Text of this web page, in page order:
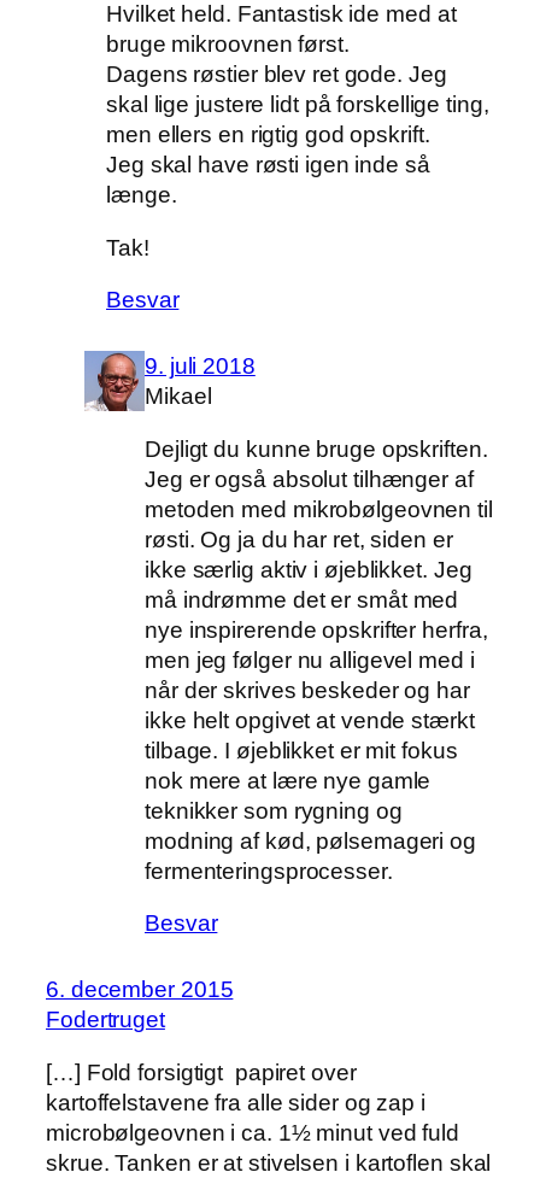
Hvilket held. Fantastisk ide med at
bruge mikroovnen først.
Dagens røstier blev ret gode. Jeg
skal lige justere lidt på forskellige ting,
men ellers en rigtig god opskrift.
Jeg skal have røsti igen inde så
længe.
Tak!
Besvar
9. juli 2018
Mikael
Dejligt du kunne bruge opskriften.
Jeg er også absolut tilhænger af
metoden med mikrobølgeovnen til
røsti. Og ja du har ret, siden er
ikke særlig aktiv i øjeblikket. Jeg
må indrømme det er småt med
nye inspirerende opskrifter herfra,
men jeg følger nu alligevel med i
når der skrives beskeder og har
ikke helt opgivet at vende stærkt
tilbage. I øjeblikket er mit fokus
nok mere at lære nye gamle
teknikker som rygning og
modning af kød, pølsemageri og
fermenteringsprocesser.
Besvar
6. december 2015
Fodertruget
[…] Fold forsigtigt papiret over
kartoffelstavene fra alle sider og zap i
microbølgeovnen i ca. 1½ minut ved fuld
skrue. Tanken er at stivelsen i kartoflen skal